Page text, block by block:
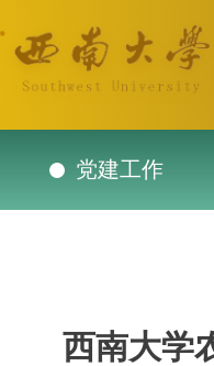
党建工作
西南大学